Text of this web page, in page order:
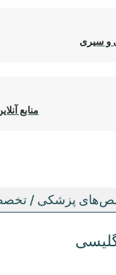
پزشکی /
و سیری
منابع